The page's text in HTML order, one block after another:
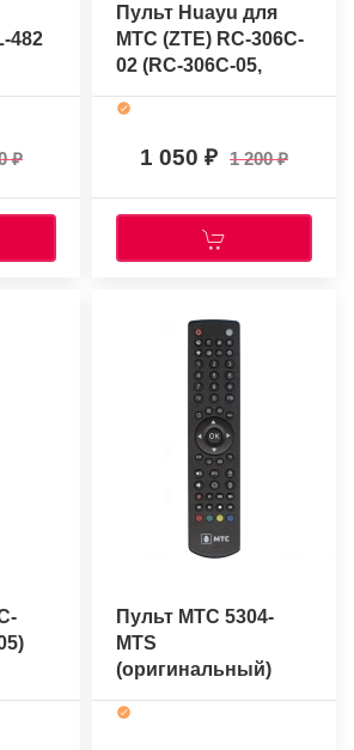
482
Пульт Huayu для
МТС (ZTE) RC-306C-
02 (RC-306C-05,
ZXV10 B866)
(голосовое
управление)
1 050 1 200
Пульт МТС 5304-
MTS
(оригинальный)